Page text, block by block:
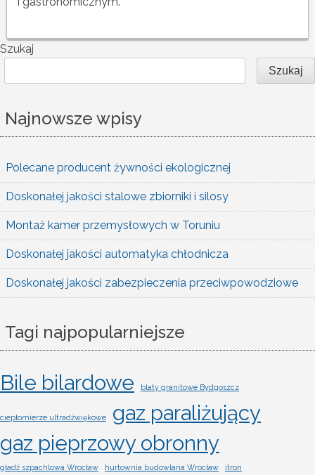
Szukaj
Szukaj
Najnowsze wpisy
Polecane producent żywności ekologicznej
Doskonałej jakości stalowe zbiorniki i silosy
Montaż kamer przemysłowych w Toruniu
Doskonałej jakości automatyka chłodnicza
Doskonałej jakości zabezpieczenia przeciwpowodziowe
Tagi najpopularniejsze
Bile bilardowe blaty granitowe Bydgoszcz
ciepłomierze ultradźwiękowe
gaz paraliżujący
gaz pieprzowy obronny
gładź szpachlowa Wrocław hurtownia budowlana Wrocław itron